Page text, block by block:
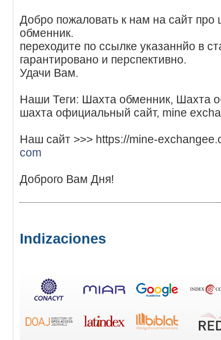
Добро пожаловать к нам на сайт
обменник.
переходите по ссылке указаннйо в
гарантировано и перспективно.
Удачи Вам.
Наши Теги: Шахта обменник, Шахта
шахта официальный сайт, mine
Наш сайт >>> https://mine-
com
Доброго Вам Дня!
Indizaciones